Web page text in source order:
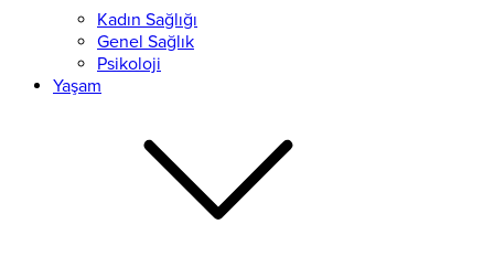
Kadın Sağlığı
Genel Sağlık
Psikoloji
Yaşam